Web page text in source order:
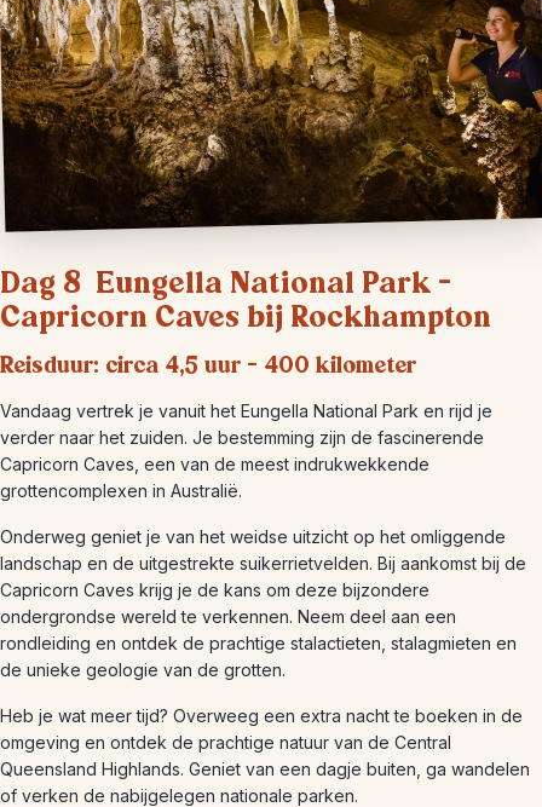
Dag 8 Eungella National Park –
Capricorn Caves bij Rockhampton
Reisduur: circa 4,5 uur – 400 kilometer
Vandaag vertrek je vanuit het Eungella National Park en rijd je
verder naar het zuiden. Je bestemming zijn de fascinerende
Capricorn Caves, een van de meest indrukwekkende
grottencomplexen in Australië.
Onderweg geniet je van het weidse uitzicht op het omliggende
landschap en de uitgestrekte suikerrietvelden. Bij aankomst bij de
Capricorn Caves krijg je de kans om deze bijzondere
ondergrondse wereld te verkennen. Neem deel aan een
rondleiding en ontdek de prachtige stalactieten, stalagmieten en
de unieke geologie van de grotten.
Heb je wat meer tijd? Overweeg een extra nacht te boeken in de
omgeving en ontdek de prachtige natuur van de Central
Queensland Highlands. Geniet van een dagje buiten, ga wandelen
of verken de nabijgelegen nationale parken.